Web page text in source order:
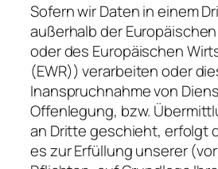
Sofern wir Daten in einem
außerhalb der
oder des Europäischen
(EWR)) verarbeiten oder
Inanspruchnahme von
Offenlegung, bzw.
an Dritte geschieht, erfolgt
es zur Erfüllung unserer